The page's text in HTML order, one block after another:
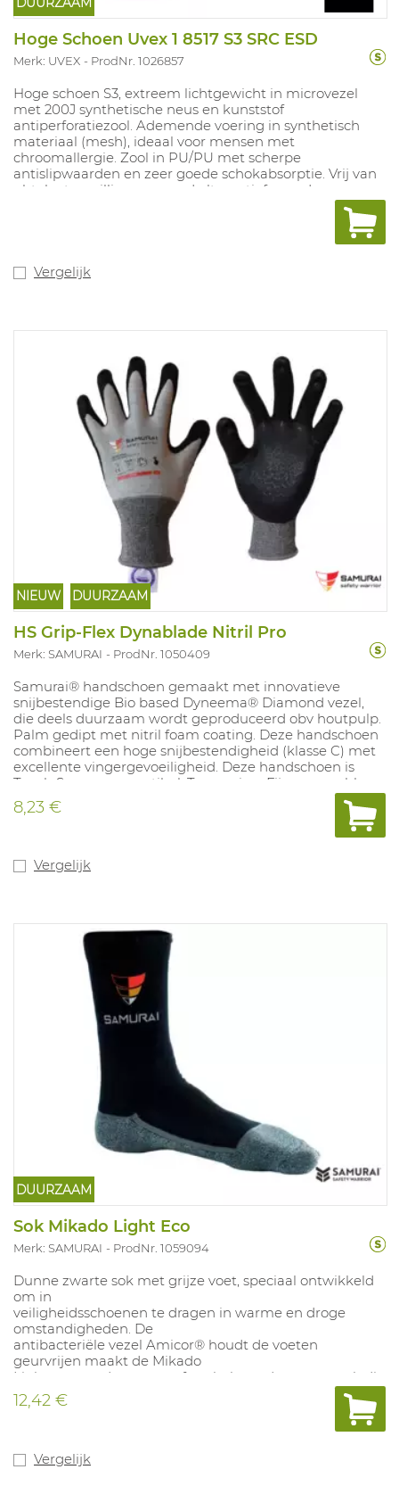
DUURZAAM
Hoge Schoen Uvex 1 8517 S3 SRC ESD
Merk: UVEX ProdNr. 1026857
Hoge schoen S3, extreem lichtgewicht in microvezel
met 200J synthetische neus en kunststof
antiperforatiezool. Ademende voering in synthetisch
materiaal (mesh), ideaal voor mensen met
chroomallergie. Zool in PU/PU met scherpe
antislipwaarden en zeer goede schokabsorptie. Vrij van
phtalaat en silliconen, goed alternatief voor de
automotive industrie. Uitneembare inlegzool met
Vergelijk
NIEUW DUURZAAM
HS Grip-Flex Dynablade Nitril Pro
Merk: SAMURAI ProdNr. 1050409
Samurai® handschoen gemaakt met innovatieve
snijbestendige Bio based Dyneema® Diamond vezel,
die deels duurzaam wordt geproduceerd obv houtpulp.
Palm gedipt met nitril foam coating. Deze handschoen
combineert een hoge snijbestendigheid (klasse C) met
excellente vingergevoeiligheid. Deze handschoen is
Touch Screen compatibel. Toepassing: Fijne assemblage,
inspectie, logistieke activiteiten, bediening machines.
8,23 €
Vergelijk
DUURZAAM
Sok Mikado Light Eco
Merk: SAMURAI ProdNr. 1059094
Dunne zwarte sok met grijze voet, speciaal ontwikkeld
om in
veiligheidsschoenen te dragen in warme en droge
omstandigheden. De
antibacteriële vezel Amicor® houdt de voeten
geurvrijen maakt de Mikado
Light tot een dunne, comfortabele en duurzame sok die
uitstekend geschikt is voor intensief professioneel
gebruik. Zowel hiel,
zool, wreef als voorvoet hebben een extra versteviging.
ESD normeringen. Samenstelling: 45% katoen, 20% Pro-
12,42 €
Vergelijk